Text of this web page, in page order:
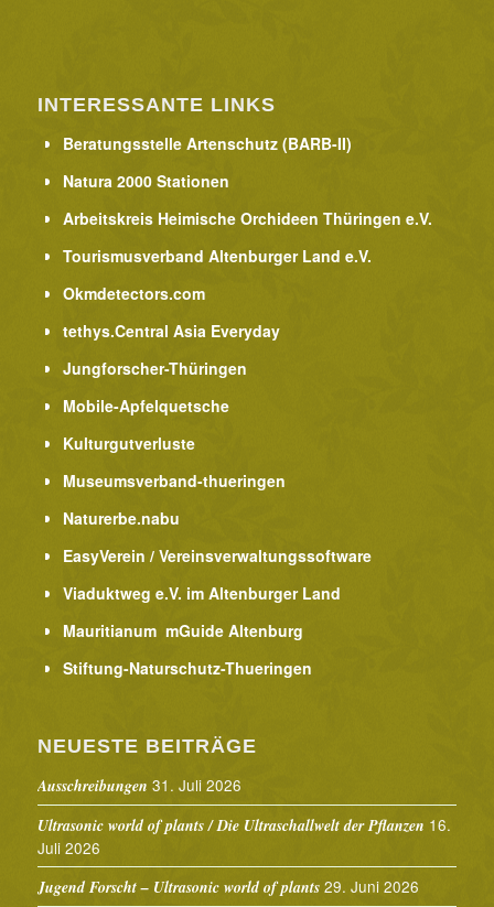
INTERESSANTE LINKS
Beratungsstelle Artenschutz (BARB-II)
Natura 2000 Stationen
Arbeitskreis Heimische Orchideen Thüringen e.V.
Tourismusverband Altenburger Land e.V.
Okmdetectors.com
tethys.Central Asia Everyday
Jungforscher-Thüringen
Mobile-Apfelquetsche
Kulturgutverluste
Museumsverband-thueringen
Naturerbe.nabu
EasyVerein / Vereinsverwaltungssoftware
Viaduktweg e.V. im Altenburger Land
Mauritianum mGuide Altenburg
Stiftung-Naturschutz-Thueringen
NEUESTE BEITRÄGE
Ausschreibungen 31. Juli 2026
Ultrasonic world of plants / Die Ultraschallwelt der Pflanzen 16.
Juli 2026
Jugend Forscht – Ultrasonic world of plants 29. Juni 2026